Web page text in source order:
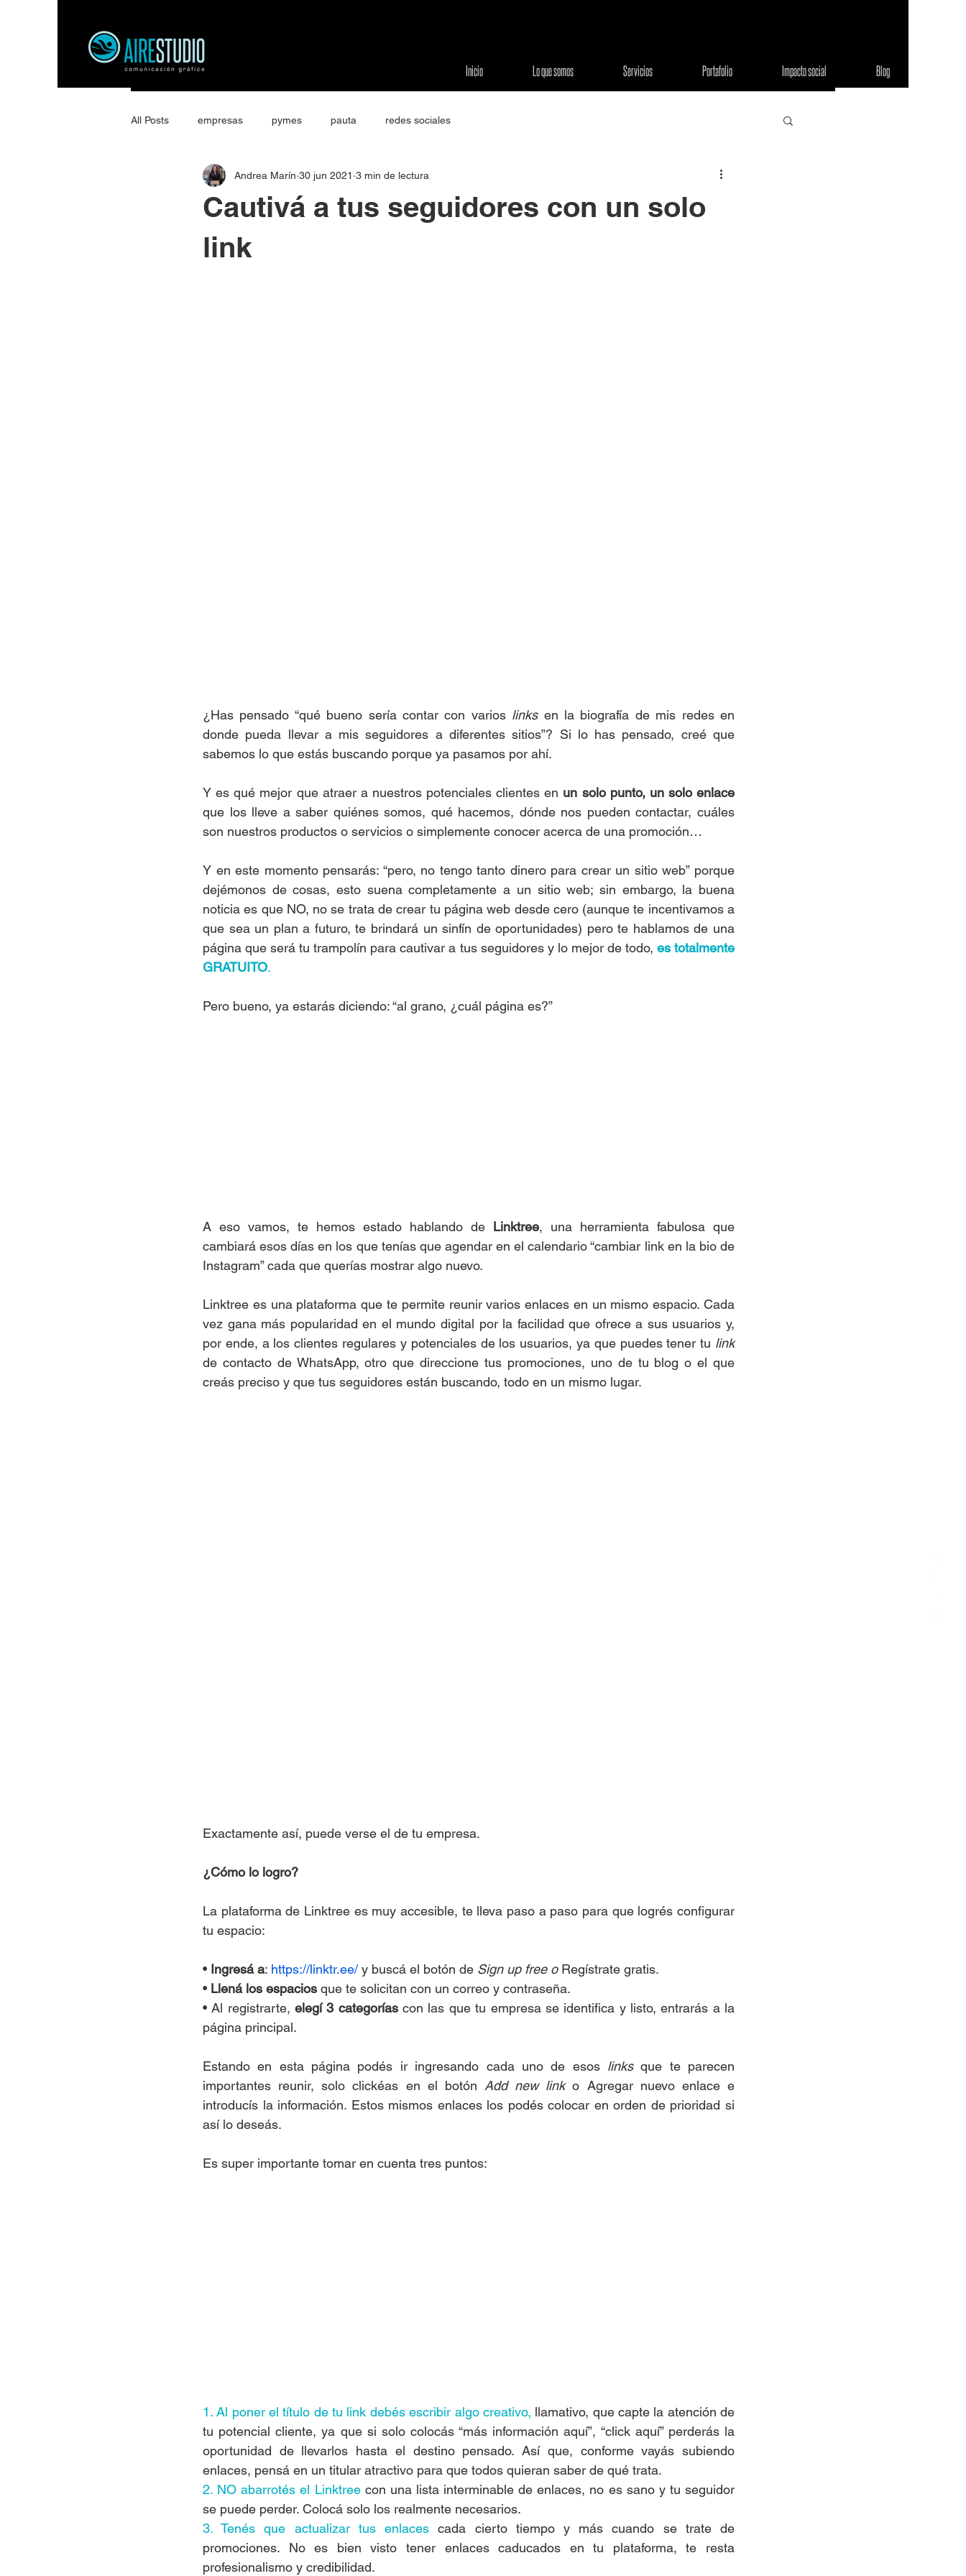
Inicio Lo que somos Servicios Portafolio Impacto social Blog
All Posts empresas pymes pauta redes sociales
Cautivá a tus seguidores con un solo
link
Andrea Marín 30 jun 2021 3 min de lectura
¿Has pensado “qué bueno sería contar con varios links en la biografía de mis redes en
donde pueda llevar a mis seguidores a diferentes sitios”? Si lo has pensado, creé que
sabemos lo que estás buscando porque ya pasamos por ahí.
Y es qué mejor que atraer a nuestros potenciales clientes en un solo punto, un solo enlace
que los lleve a saber quiénes somos, qué hacemos, dónde nos pueden contactar, cuáles
son nuestros productos o servicios o simplemente conocer acerca de una promoción…
Y en este momento pensarás: “pero, no tengo tanto dinero para crear un sitio web” porque
dejémonos de cosas, esto suena completamente a un sitio web; sin embargo, la buena
noticia es que NO, no se trata de crear tu página web desde cero (aunque te incentivamos a
que sea un plan a futuro, te brindará un sinfín de oportunidades) pero te hablamos de una
página que será tu trampolín para cautivar a tus seguidores y lo mejor de todo, es totalmente
GRATUITO.
Pero bueno, ya estarás diciendo: “al grano, ¿cuál página es?”
A eso vamos, te hemos estado hablando de Linktree, una herramienta fabulosa que
cambiará esos días en los que tenías que agendar en el calendario “cambiar link en la bio de
Instagram” cada que querías mostrar algo nuevo.
Linktree es una plataforma que te permite reunir varios enlaces en un mismo espacio. Cada
vez gana más popularidad en el mundo digital por la facilidad que ofrece a sus usuarios y,
por ende, a los clientes regulares y potenciales de los usuarios, ya que puedes tener tu link
de contacto de WhatsApp, otro que direccione tus promociones, uno de tu blog o el que
creás preciso y que tus seguidores están buscando, todo en un mismo lugar.
Exactamente así, puede verse el de tu empresa.
¿Cómo lo logro?
La plataforma de Linktree es muy accesible, te lleva paso a paso para que logrés configurar
tu espacio:
• Ingresá a: https://linktr.ee/ y buscá el botón de Sign up free o Regístrate gratis.
• Llená los espacios que te solicitan con un correo y contraseña.
• Al registrarte, elegí 3 categorías con las que tu empresa se identifica y listo, entrarás a la
página principal.
Estando en esta página podés ir ingresando cada uno de esos links que te parecen
importantes reunir, solo clickéas en el botón Add new link o Agregar nuevo enlace e
introducís la información. Estos mismos enlaces los podés colocar en orden de prioridad si
así lo deseás.
Es super importante tomar en cuenta tres puntos:
1. Al poner el título de tu link debés escribir algo creativo, llamativo, que capte la atención de
tu potencial cliente, ya que si solo colocás “más información aquí”, “click aquí” perderás la
oportunidad de llevarlos hasta el destino pensado. Así que, conforme vayás subiendo
enlaces, pensá en un titular atractivo para que todos quieran saber de qué trata.
2. NO abarrotés el Linktree con una lista interminable de enlaces, no es sano y tu seguidor
se puede perder. Colocá solo los realmente necesarios.
3. Tenés que actualizar tus enlaces cada cierto tiempo y más cuando se trate de
promociones. No es bien visto tener enlaces caducados en tu plataforma, te resta
profesionalismo y credibilidad.